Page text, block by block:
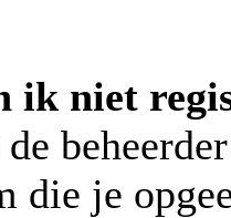
ik niet
die je